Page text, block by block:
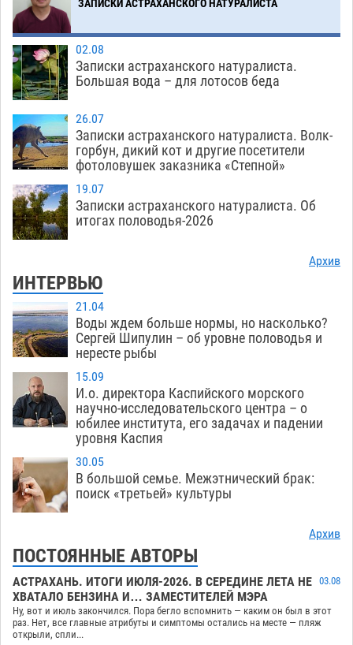
ЗАПИСКИ АСТРАХАНСКОГО НАТУРАЛИСТА
02.08
Записки астраханского натуралиста.
Большая вода – для лотосов беда
26.07
Записки астраханского натуралиста. Волк-
горбун, дикий кот и другие посетители
фотоловушек заказника «Степной»
19.07
Записки астраханского натуралиста. Об
итогах половодья-2026
Архив
ИНТЕРВЬЮ
21.04
Воды ждем больше нормы, но насколько?
Сергей Шипулин – об уровне половодья и
нересте рыбы
15.09
И.о. директора Каспийского морского
научно-исследовательского центра – о
юбилее института, его задачах и падении
уровня Каспия
30.05
В большой семье. Межэтнический брак:
поиск «третьей» культуры
Архив
ПОСТОЯННЫЕ АВТОРЫ
АСТРАХАНЬ. ИТОГИ ИЮЛЯ-2026. В СЕРЕДИНЕ ЛЕТА НЕ
ХВАТАЛО БЕНЗИНА И… ЗАМЕСТИТЕЛЕЙ МЭРА
03.08
Ну, вот и июль закончился. Пора бегло вспомнить — каким он был в этот
раз. Нет, все главные атрибуты и симптомы остались на месте — пляж
открыли, спли...